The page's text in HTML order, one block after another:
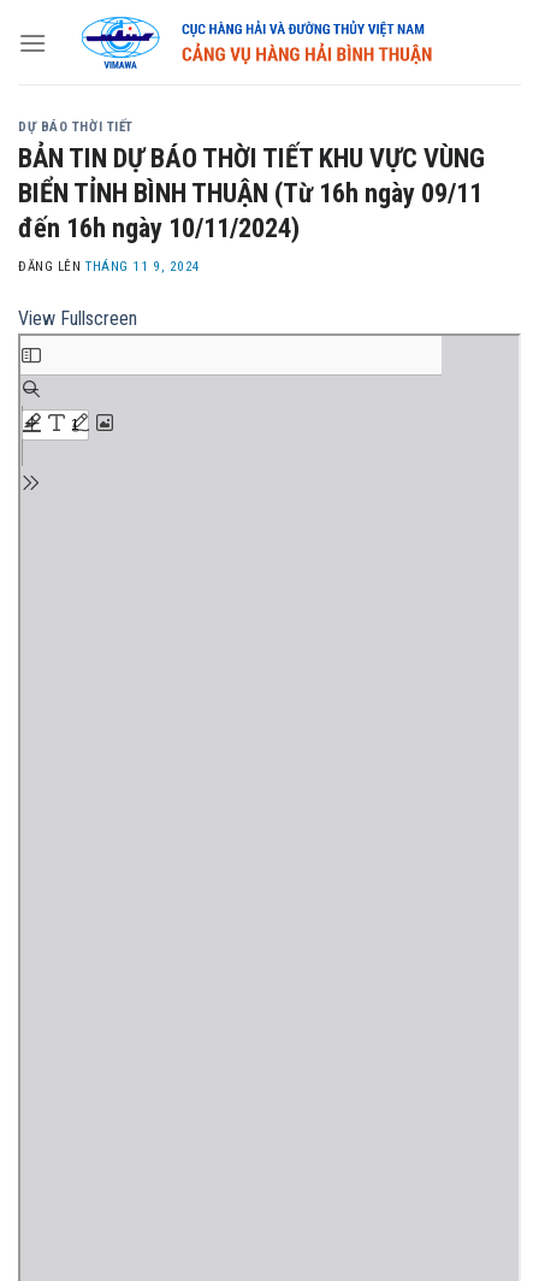
DỰ BÁO THỜI TIẾT
BẢN TIN DỰ BÁO THỜI TIẾT KHU VỰC VÙNG
BIỂN TỈNH BÌNH THUẬN (Từ 16h ngày 09/11
đến 16h ngày 10/11/2024)
ĐĂNG LÊNTHÁNG 11 9, 2024
View Fullscreen